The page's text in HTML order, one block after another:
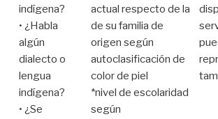
indígena?
• ¿Habla
algún
dialecto o
lengua
indígena?
• ¿Se
actual respecto de la
de su familia de
origen según
autoclasificación de
color de piel
*nivel de escolaridad
según